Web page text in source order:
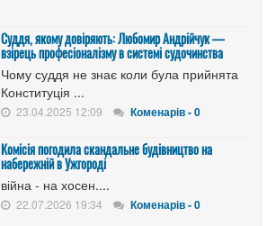
Суддя, якому довіряють: Любомир Андрійчук —
взірець професіоналізму в системі судочинства
Чому суддя не знає коли була прийнята
Конституція ...
23.04.2025 12:09 Коменарів - 0
Комісія погодила скандальне будівництво на
набережній в Ужгороді
війна - на хосен....
22.07.2026 19:34 Коменарів - 0